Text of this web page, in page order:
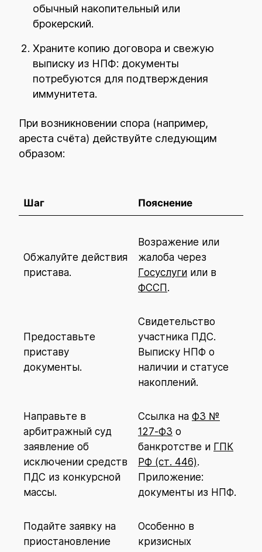
обычный накопительный или
брокерский.
Храните копию договора и свежую
выписку из НПФ: документы
потребуются для подтверждения
иммунитета.
При возникновении спора (например,
ареста счёта) действуйте следующим
образом:
Шаг Пояснение
Обжалуйте действия
пристава.
Возражение или
жалоба через
Госуслуги или в
ФССП .
Предоставьте
приставу
документы.
Свидетельство
участника ПДС.
Выписку НПФ о
наличии и статусе
накоплений.
Направьте в
арбитражный суд
заявление об
исключении средств
ПДС из конкурсной
массы.
Ссылка на ФЗ №
127‑ФЗ о
банкротстве и ГПК
РФ (ст. 446).
Приложение:
документы из НПФ.
Подайте заявку на
приостановление
Особенно в
кризисных